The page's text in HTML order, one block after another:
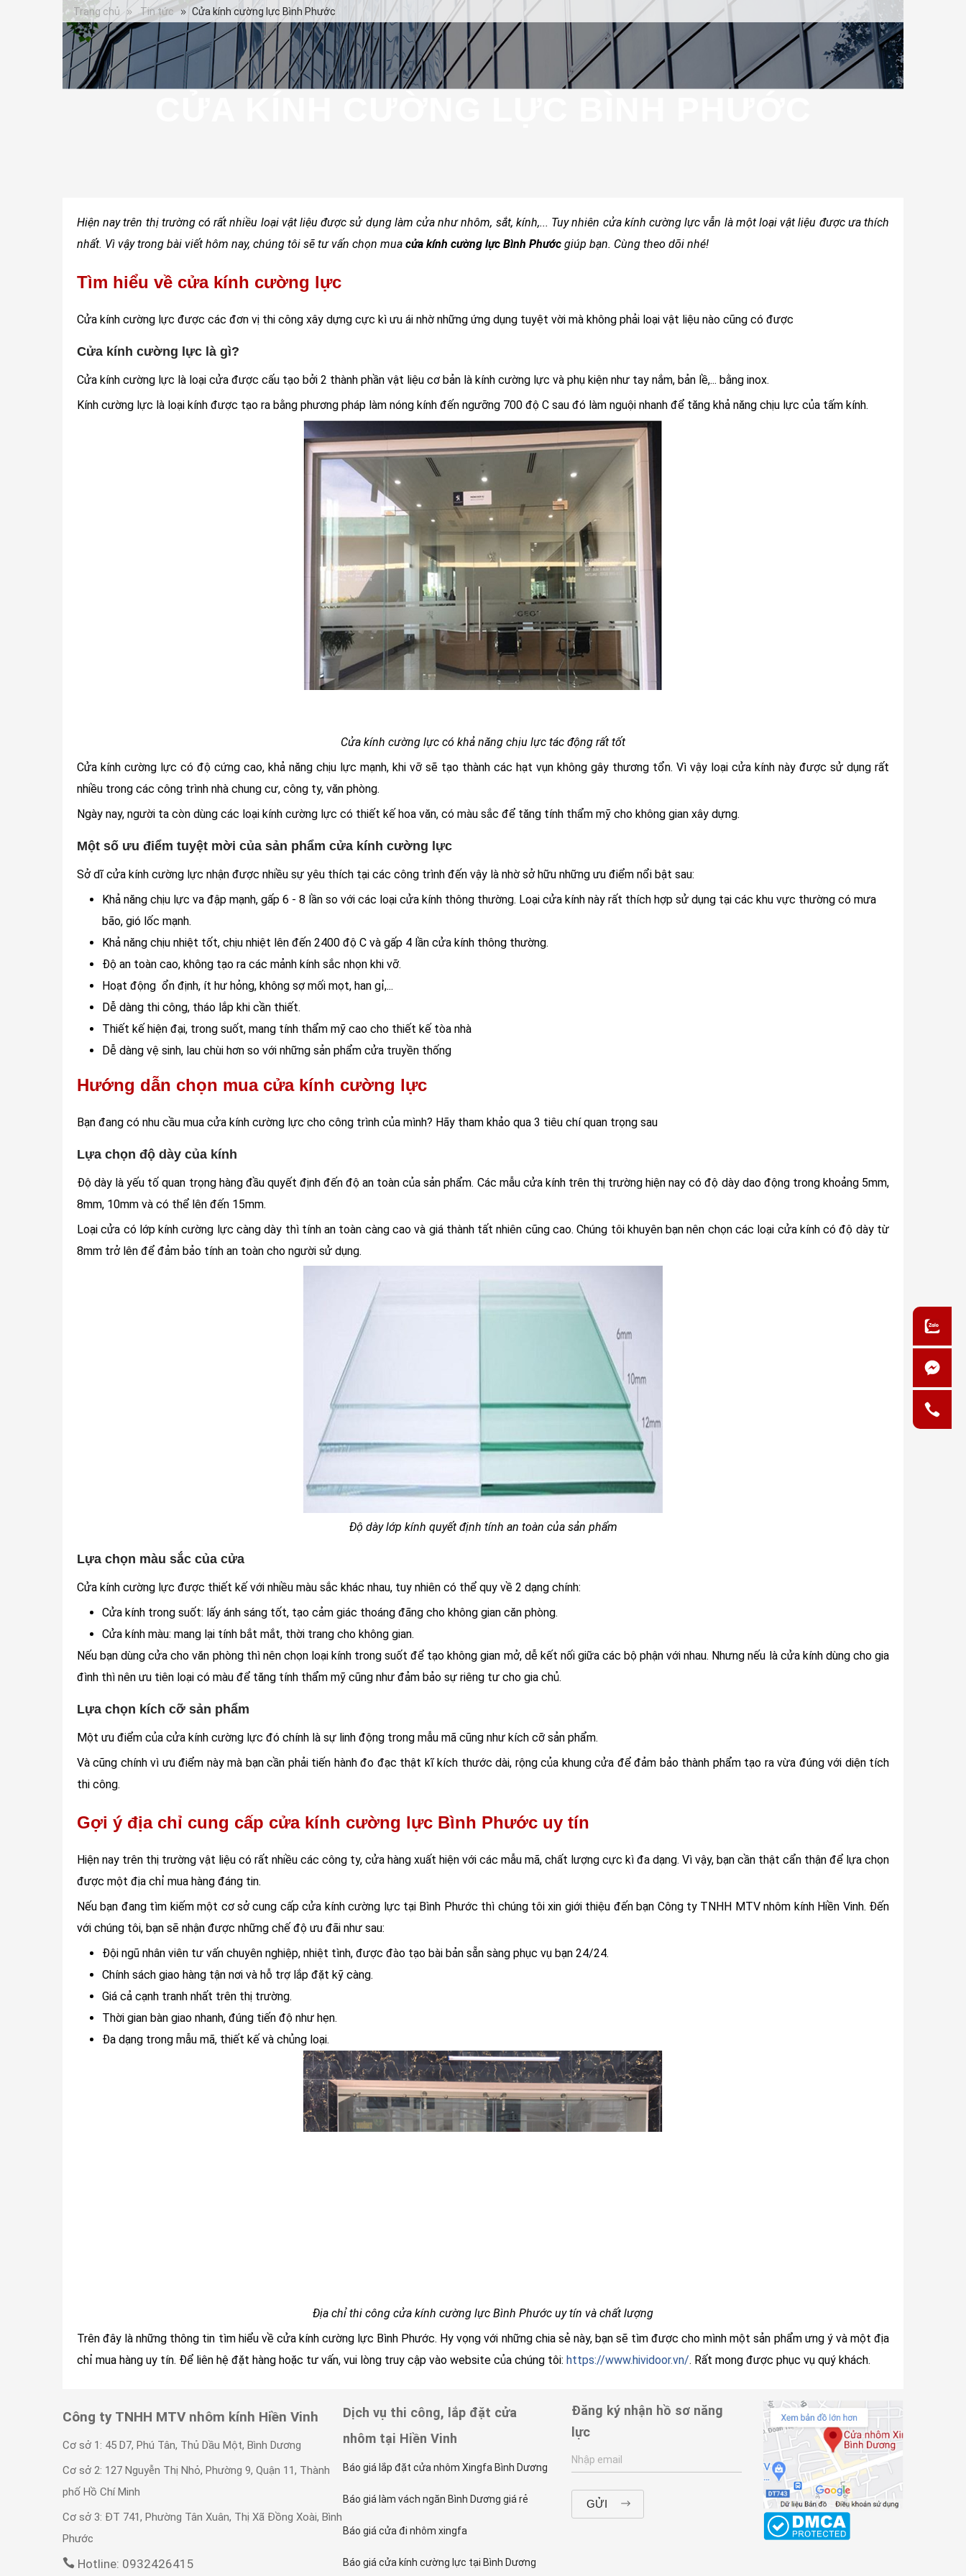
Trang chủ Tin tức Cửa kính cường lực Bình Phước
Hiện nay trên thị trường có rất nhiều loại vật liệu được sử dụng làm cửa như nhôm, sắt, kính,... Tuy nhiên cửa kính cường lực vẫn là một loại vật liệu được ưa thích
nhất. Vì vậy trong bài viết hôm nay, chúng tôi sẽ tư vấn chọn mua cửa kính cường lực Bình Phước giúp bạn. Cùng theo dõi nhé!
Tìm hiểu về cửa kính cường lực
Cửa kính cường lực được các đơn vị thi công xây dựng cực kì ưu ái nhờ những ứng dụng tuyệt vời mà không phải loại vật liệu nào cũng có được
Cửa kính cường lực là gì?
Cửa kính cường lực là loại cửa được cấu tạo bởi 2 thành phần vật liệu cơ bản là kính cường lực và phụ kiện như tay nắm, bản lề,... bằng inox.
Kính cường lực là loại kính được tạo ra bằng phương pháp làm nóng kính đến ngưỡng 700 độ C sau đó làm nguội nhanh để tăng khả năng chịu lực của tấm kính.
Cửa kính cường lực có khả năng chịu lực tác động rất tốt
Cửa kính cường lực có độ cứng cao, khả năng chịu lực mạnh, khi vỡ sẽ tạo thành các hạt vụn không gây thương tổn. Vì vậy loại cửa kính này được sử dụng rất
nhiều trong các công trình nhà chung cư, công ty, văn phòng.
Ngày nay, người ta còn dùng các loại kính cường lực có thiết kế hoa văn, có màu sắc để tăng tính thẩm mỹ cho không gian xây dựng.
Một số ưu điểm tuyệt mời của sản phẩm cửa kính cường lực
Sở dĩ cửa kính cường lực nhận được nhiều sự yêu thích tại các công trình đến vậy là nhờ sở hữu những ưu điểm nổi bật sau:
Khả năng chịu lực va đập mạnh, gấp 6 - 8 lần so với các loại cửa kính thông thường. Loại cửa kính này rất thích hợp sử dụng tại các khu vực thường có mưa
bão, gió lốc mạnh.
Khả năng chịu nhiệt tốt, chịu nhiệt lên đến 2400 độ C và gấp 4 lần cửa kính thông thường.
Độ an toàn cao, không tạo ra các mảnh kính sắc nhọn khi vỡ.
Hoạt động ổn định, ít hư hỏng, không sợ mối mọt, han gỉ,...
Dễ dàng thi công, tháo lắp khi cần thiết.
Thiết kế hiện đại, trong suốt, mang tính thẩm mỹ cao cho thiết kế tòa nhà
Dễ dàng vệ sinh, lau chùi hơn so với những sản phẩm cửa truyền thống
Hướng dẫn chọn mua cửa kính cường lực
Bạn đang có nhu cầu mua cửa kính cường lực cho công trình của mình? Hãy tham khảo qua 3 tiêu chí quan trọng sau
Lựa chọn độ dày của kính
Độ dày là yếu tố quan trọng hàng đầu quyết định đến độ an toàn của sản phẩm. Các mẫu cửa kính trên thị trường hiện nay có độ dày dao động trong khoảng 5mm,
8mm, 10mm và có thể lên đến 15mm.
Loại cửa có lớp kính cường lực càng dày thì tính an toàn càng cao và giá thành tất nhiên cũng cao. Chúng tôi khuyên bạn nên chọn các loại cửa kính có độ dày từ
8mm trở lên để đảm bảo tính an toàn cho người sử dụng.
Độ dày lớp kính quyết định tính an toàn của sản phẩm
Lựa chọn màu sắc của cửa
Cửa kính cường lực được thiết kế với nhiều màu sắc khác nhau, tuy nhiên có thể quy về 2 dạng chính:
Cửa kính trong suốt: lấy ánh sáng tốt, tạo cảm giác thoáng đãng cho không gian căn phòng.
Cửa kính màu: mang lại tính bắt mắt, thời trang cho không gian.
Nếu bạn dùng cửa cho văn phòng thì nên chọn loại kính trong suốt để tạo không gian mở, dễ kết nối giữa các bộ phận với nhau. Nhưng nếu là cửa kính dùng cho gia
đình thì nên ưu tiên loại có màu để tăng tính thẩm mỹ cũng như đảm bảo sự riêng tư cho gia chủ.
Lựa chọn kích cỡ sản phẩm
Một ưu điểm của cửa kính cường lực đó chính là sự linh động trong mẫu mã cũng như kích cỡ sản phẩm.
Và cũng chính vì ưu điểm này mà bạn cần phải tiến hành đo đạc thật kĩ kích thước dài, rộng của khung cửa để đảm bảo thành phẩm tạo ra vừa đúng với diện tích
thi công.
Gợi ý địa chỉ cung cấp cửa kính cường lực Bình Phước uy tín
Hiện nay trên thị trường vật liệu có rất nhiều các công ty, cửa hàng xuất hiện với các mẫu mã, chất lượng cực kì đa dạng. Vì vậy, bạn cần thật cẩn thận để lựa chọn
được một địa chỉ mua hàng đáng tin.
Nếu bạn đang tìm kiếm một cơ sở cung cấp cửa kính cường lực tại Bình Phước thì chúng tôi xin giới thiệu đến bạn Công ty TNHH MTV nhôm kính Hiền Vinh. Đến
với chúng tôi, bạn sẽ nhận được những chế độ ưu đãi như sau:
Đội ngũ nhân viên tư vấn chuyên nghiệp, nhiệt tình, được đào tạo bài bản sẵn sàng phục vụ bạn 24/24.
Chính sách giao hàng tận nơi và hỗ trợ lắp đặt kỹ càng.
Giá cả cạnh tranh nhất trên thị trường.
Thời gian bàn giao nhanh, đúng tiến độ như hẹn.
Đa dạng trong mẫu mã, thiết kế và chủng loại.
Địa chỉ thi công cửa kính cường lực Bình Phước uy tín và chất lượng
Trên đây là những thông tin tìm hiểu về cửa kính cường lực Bình Phước. Hy vọng với những chia sẻ này, bạn sẽ tìm được cho mình một sản phẩm ưng ý và một địa
chỉ mua hàng uy tín. Để liên hệ đặt hàng hoặc tư vấn, vui lòng truy cập vào website của chúng tôi: https://www.hividoor.vn/. Rất mong được phục vụ quý khách.
Công ty TNHH MTV nhôm kính Hiền Vinh
Cơ sở 1: 45 D7, Phú Tân, Thủ Dầu Một, Bình Dương
Cơ sở 2: 127 Nguyễn Thị Nhỏ, Phường 9, Quận 11, Thành
phố Hồ Chí Minh
Cơ sở 3: ĐT 741, Phường Tân Xuân, Thị Xã Đồng Xoài, Bình
Phước
Hotline: 0932426415
Dịch vụ thi công, lắp đặt cửa
nhôm tại Hiền Vinh
Báo giá lắp đặt cửa nhôm Xingfa Bình Dương
Báo giá làm vách ngăn Bình Dương giá rẻ
Báo giá cửa đi nhôm xingfa
Báo giá cửa kính cường lực tại Bình Dương
Đăng ký nhận hồ sơ năng
lực